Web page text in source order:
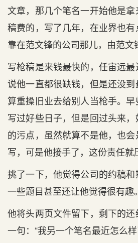
文章，那几个笔名一开始他是
稿费的，写了几年，在业界也
靠在范文锋的公司那儿，由范文
写枪稿是来钱最快的，任宙远
说他一直都很缺钱，但是还没
算重操旧业去给别人当枪手。
写过好些日子，但是回过头来
的污点，虽然就算不是他，也
写，可是他接手了，这份责任就
挑了一下，他觉得公司的约稿和
一些题目甚至还让他觉得很有趣。
他将头两页文件留下，剩下的
一句：“我另一个笔名最近怎么